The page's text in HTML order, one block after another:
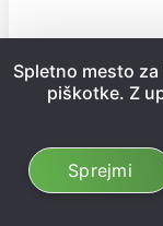
Spletno mesto
piškotke. Z
Sprejmi